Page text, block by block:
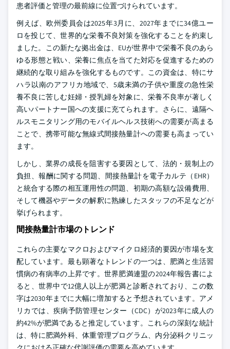
患者評価と管理の最前線に位置づけられています。
例えば、欧州委員会は2025年3月に、2027年までに34億ユー
ロを投じて、世界的な栄養不良対策を強化することを約束し
ました。この新たな拠出金は、EUが世界中で栄養不良のあら
ゆる形態と戦い、栄養に焦点を当てた対応を促進するための
継続的な取り組みを強化するものです。この資金は、特にサ
ハラ以南のアフリカ地域で、5歳未満の子供や重度の急性栄
養不良に苦しむ妊婦・授乳婦を対象に、栄養不良率が著しく
高いパートナー国への支援に充てられます。さらに、遠隔ヘ
ルスモニタリング用のモバイルヘルス技術への需要が高まる
ことで、携帯可能な無線式間接熱量計への需要も高まってい
ます。
しかし、業界の成長を阻害する要因として、法的・規制上の
負担、報酬に関する問題、間接熱量計を電子カルテ（EHR）
と統合する際の相互運用性の問題、初期の高額な設備費用、
そして機器やデータの解釈に熟練したスタッフの不足などが
挙げられます。
間接熱量計市場のトレンド
これらの主要なマクロおよびマイクロ経済的要因が市場を支
配しています。最も顕著なトレンドの一つは、肥満と生活習
慣病の有病率の上昇です。世界肥満連盟の2024年報告書によ
ると、世界中で12億人以上が肥満と診断されており、この数
字は2030年までに大幅に増加すると予想されています。アメ
リカでは、疾病予防管理センター（CDC）が2023年に成人の
約42%が肥満であると推定しています。これらの深刻な統計
は、特に肥満外科、体重管理プログラム、内分泌科クリニッ